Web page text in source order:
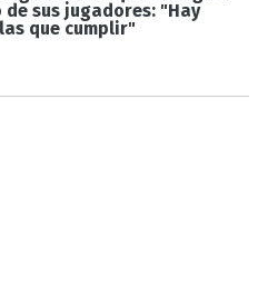
de sus jugadores: "Hay
que cumplir"